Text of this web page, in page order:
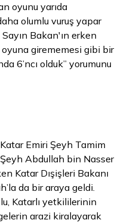
oyunu yarıda
olumlu vuruş yapar
Bakan'ın erken
oyuna girememesi gibi bir
6’ncı olduk” yorumunu
Emiri Şeyh Tamim
Abdullah bin Nasser
Katar Dışişleri Bakanı
da bir araya geldi.
Katarlı yetkililerinin
arazi kiralayarak